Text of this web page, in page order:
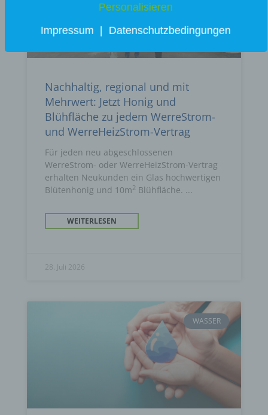
Nachhaltig, regional und mit
Mehrwert: Jetzt Honig und
Blühfläche zu jedem WerreStrom-
und WerreHeizStrom-Vertrag
Für jeden neu abgeschlossenen
WerreStrom- oder WerreHeizStrom-Vertrag
erhalten Neukunden ein Glas hochwertigen
Blütenhonig und 10m2 Blühfläche.
WEITERLESEN
28. Juli 2026
WASSER
Personalisieren
Impressum | Datenschutzbedingungen